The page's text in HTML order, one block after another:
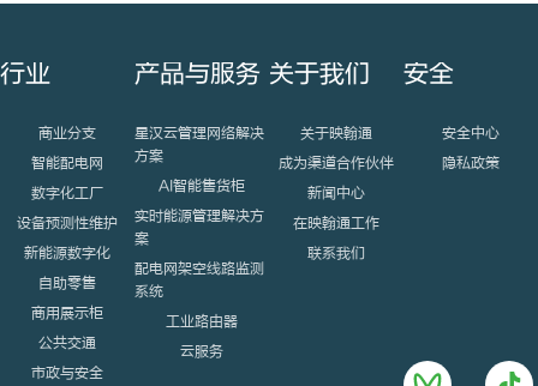
行业
商业分支
智能配电网
数字化工厂
设备预测性维护
新能源数字化
自助零售
商用展示柜
公共交通
市政与安全
产品与服务
星汉云管理网络解决
方案
AI智能售货柜
实时能源管理解决方
案
配电网架空线路监测
系统
工业路由器
云服务
关于我们
关于映翰通
成为渠道合作伙伴
新闻中心
在映翰通工作
联系我们
安全
安全中心
隐私政策